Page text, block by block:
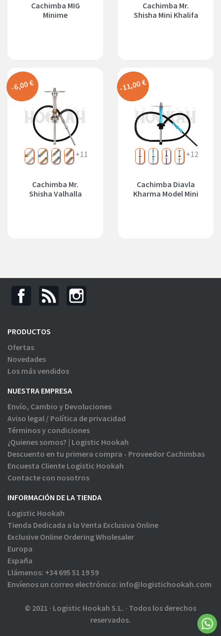
Cachimba MIG
Minime
Cachimba Mr.
Shisha Mini Khalifa
SilverGoldBlackBronze
+11
Cachimba Mr.
Shisha Valhalla
-6,00 €
Red BlueGalaxySavage
+12
Cachimba Diavla
Kharma Model Mini
-11,00 €
PRODUCTOS
Ofertas
Novedades
Los más vendidos
NUESTRA EMPRESA
Envío, Cambio y Devoluciones
Aviso legal / Política de privacidad
Términos y condiciones
¿Quienes somos? | Logistic Hookah
Descuento en tu primera compra - Proveedor Cachimbas
Encuesta Cliente Logistic Hookah
Contacte con nosotros
INFORMACIÓN DE LA TIENDA
Logistic Hookah
Tienda Dedicada a la Venta Exclusiva Online
Exclusive Online Ordering Wholesaler
Europa
España
Llámenos: +34 695 51 19 59
Envíenos un correo electrónico: info@logistichookah.com
© 2021 · Logistic Hookah S.L. · Todos los derechos
reservados.